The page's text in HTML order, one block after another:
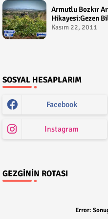
Armutlu Bozkır
Hikayesi:Gezen
Kasım 22, 2011
SOSYAL HESAPLARIM
Facebook
Instagram
GEZGININ ROTASI
Error: